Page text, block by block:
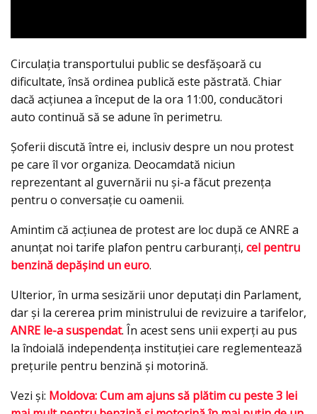
Circulaţia transportului public se desfăşoară cu
dificultate, însă ordinea publică este păstrată. Chiar
dacă acţiunea a început de la ora 11:00, conducători
auto continuă să se adune în perimetru.
Şoferii discută între ei, inclusiv despre un nou protest
pe care îl vor organiza. Deocamdată niciun
reprezentant al guvernării nu şi-a făcut prezenţa
pentru o conversaţie cu oamenii.
Amintim că acţiunea de protest are loc după ce ANRE a
anunţat noi tarife plafon pentru carburanţi, cel pentru
benzină depăşind un euro.
Ulterior, în urma sesizării unor deputaţi din Parlament,
dar şi la cererea prim ministrului de revizuire a tarifelor,
ANRE le-a suspendat. În acest sens unii experţi au pus
la îndoială independenţa instituţiei care reglementează
preţurile pentru benzină şi motorină.
Vezi şi: Moldova: Cum am ajuns să plătim cu peste 3 lei